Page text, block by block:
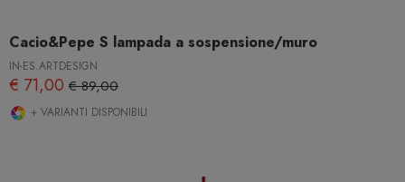
Cacio&Pepe S lampada a sospensione/muro
IN-ES.ARTDESIGN
€ 71,00 € 89,00
+ VARIANTI DISPONIBILI